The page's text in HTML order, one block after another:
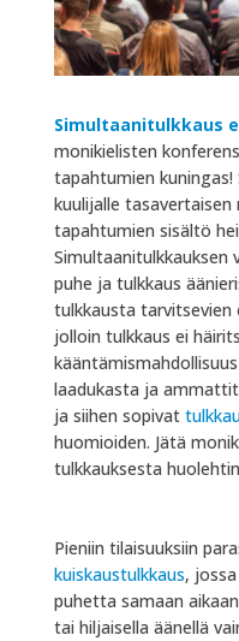
Simultaanitulkkaus
monikielisten
tapahtumien kuningas!
kuulijalle
tapahtumien sisältö
Simultaanitulkkauksen
puhe ja tulkkaus
tulkkausta tarvitsevien
jolloin tulkkaus ei
laadukasta ja
ja siihen sopivat
huomioiden. Jätä
tulkkauksesta
Pieniin tilaisuuksiin
kuiskaustulkkaus,
puhetta samaan
tai hiljaisella äänellä